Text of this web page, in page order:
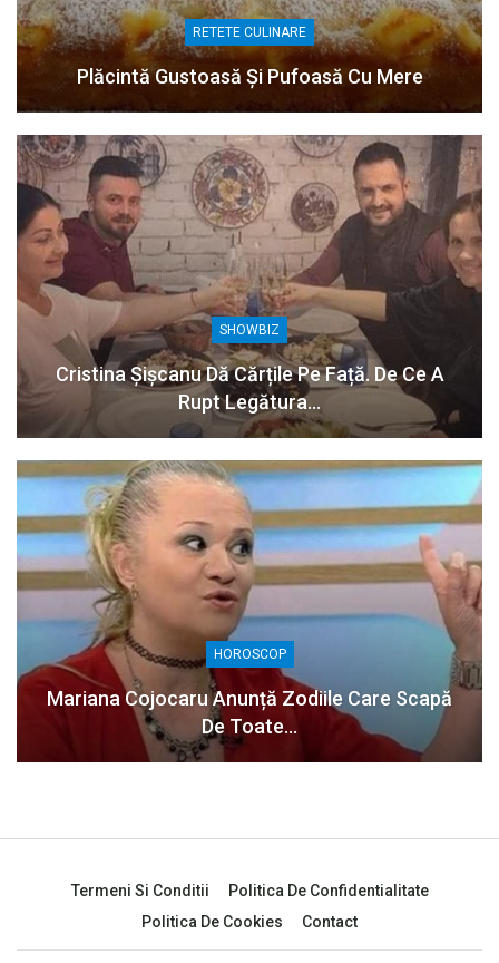
RETETE CULINARE
Plăcintă Gustoasă Și Pufoasă Cu Mere
SHOWBIZ
Cristina Șișcanu Dă Cărțile Pe Față. De Ce A
Rupt Legătura…
HOROSCOP
Mariana Cojocaru Anunță Zodiile Care Scapă
De Toate…
Termeni Si Conditii
Politica De Confidentialitate
Politica De Cookies
Contact